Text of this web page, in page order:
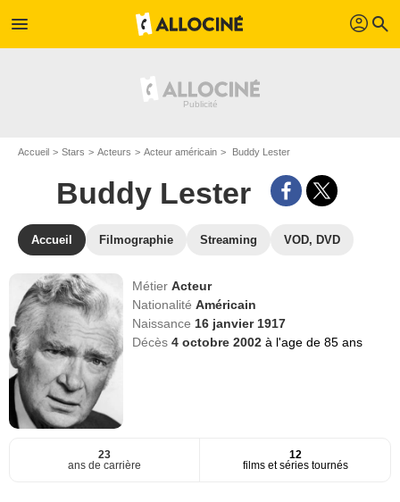
menu profil search
Accueil Stars Acteurs Acteur américain Buddy Lester
Buddy Lester
Accueil Filmographie Streaming VOD, DVD
MétierActeur
NationalitéAméricain
Naissance 16 janvier 1917
Décès4 octobre 2002à l'age de 85 ans
23
ans de carrière
12
films et séries tournés